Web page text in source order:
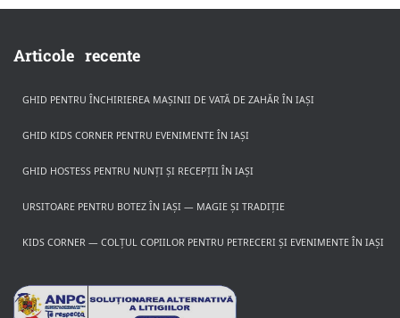
Articole recente
GHID PENTRU ÎNCHIRIEREA MAȘINII DE VATĂ DE ZAHĂR ÎN IAȘI
GHID KIDS CORNER PENTRU EVENIMENTE ÎN IAȘI
GHID HOSTESS PENTRU NUNȚI ȘI RECEPȚII ÎN IAȘI
URSITOARE PENTRU BOTEZ ÎN IAȘI — MAGIE ȘI TRADIȚIE
KIDS CORNER — COLȚUL COPIILOR PENTRU PETRECERI ȘI EVENIMENTE ÎN IAȘI